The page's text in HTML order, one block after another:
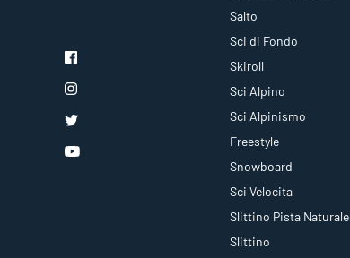
Salto
Sci di Fondo
Skiroll
Sci Alpino
Sci Alpinismo
Freestyle
Snowboard
Sci Velocita
Slittino Pista Naturale
Slittino